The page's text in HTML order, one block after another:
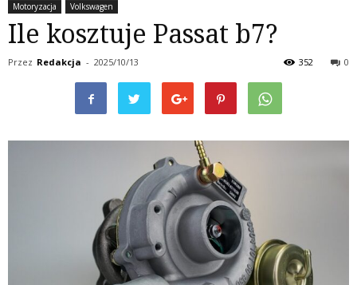
Motoryzacja Volkswagen
Ile kosztuje Passat b7?
Przez Redakcja - 2025/10/13 0
352